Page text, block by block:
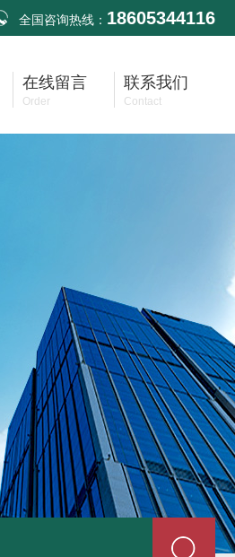
全国咨询热线： 18605344116
在线留言
Order
联系我们
Contact
单层百叶